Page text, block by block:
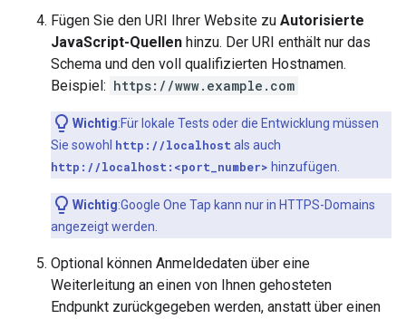
Fügen Sie den URI Ihrer Website zu Autorisierte
JavaScript-Quellen hinzu. Der URI enthält nur das
Schema und den voll qualifizierten Hostnamen.
Beispiel: https://www.example.com
Wichtig:Für lokale Tests oder die Entwicklung müssen
Sie sowohl http://localhost als auch
http://localhost:<port_number> hinzufügen.
Wichtig:Google One Tap kann nur in HTTPS-Domains
angezeigt werden.
Optional können Anmeldedaten über eine
Weiterleitung an einen von Ihnen gehosteten
Endpunkt zurückgegeben werden, anstatt über einen